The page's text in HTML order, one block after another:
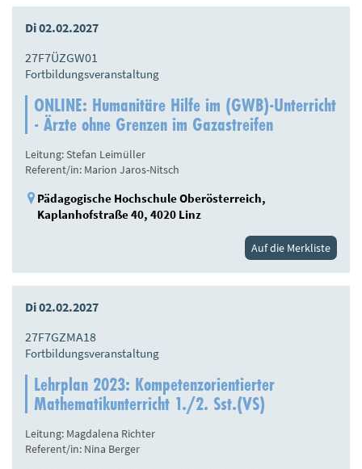
Di 02.02.2027
27F7ÜZGW01
Fortbildungsveranstaltung
ONLINE: Humanitäre Hilfe im (GWB)-Unterricht
- Ärzte ohne Grenzen im Gazastreifen
Leitung: Stefan Leimüller
Referent/in: Marion Jaros-Nitsch
Pädagogische Hochschule Oberösterreich,
Kaplanhofstraße 40, 4020 Linz
Auf die Merkliste
Di 02.02.2027
27F7GZMA18
Fortbildungsveranstaltung
Lehrplan 2023: Kompetenzorientierter
Mathematikunterricht 1./2. Sst.(VS)
Leitung: Magdalena Richter
Referent/in: Nina Berger